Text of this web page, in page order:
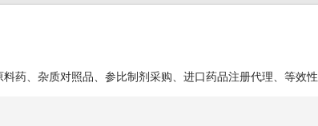
药、杂质对照品、参比制剂采购、进口药品注册代理、等效性